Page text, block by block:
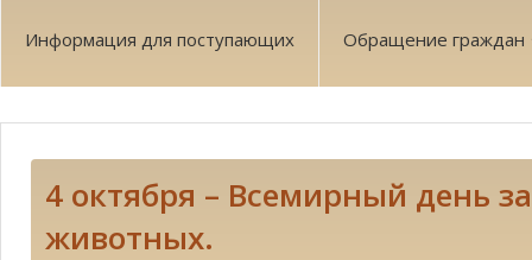
Информация для поступающих Обращение граждан
4 октября – Всемирный день
животных.